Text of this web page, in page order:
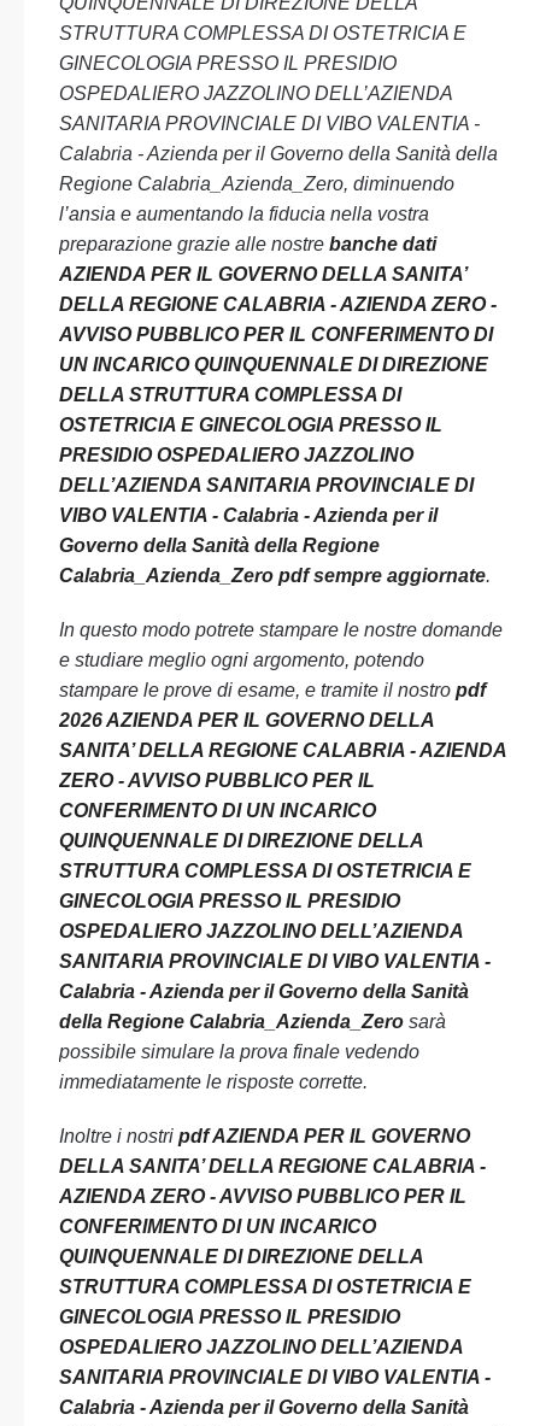
STRUTTURA COMPLESSA DI OSTETRICIA E
GINECOLOGIA PRESSO IL PRESIDIO
OSPEDALIERO JAZZOLINO DELL’AZIENDA
SANITARIA PROVINCIALE DI VIBO VALENTIA -
Calabria - Azienda per il Governo della Sanità della
Regione Calabria_Azienda_Zero, diminuendo
l’ansia e aumentando la fiducia nella vostra
preparazione grazie alle nostre banche dati
AZIENDA PER IL GOVERNO DELLA SANITA’
DELLA REGIONE CALABRIA - AZIENDA ZERO -
AVVISO PUBBLICO PER IL CONFERIMENTO DI
UN INCARICO QUINQUENNALE DI DIREZIONE
DELLA STRUTTURA COMPLESSA DI
OSTETRICIA E GINECOLOGIA PRESSO IL
PRESIDIO OSPEDALIERO JAZZOLINO
DELL’AZIENDA SANITARIA PROVINCIALE DI
VIBO VALENTIA - Calabria - Azienda per il
Governo della Sanità della Regione
Calabria_Azienda_Zero pdf sempre aggiornate.
In questo modo potrete stampare le nostre domande
e studiare meglio ogni argomento, potendo
stampare le prove di esame, e tramite il nostro pdf
2026 AZIENDA PER IL GOVERNO DELLA
SANITA’ DELLA REGIONE CALABRIA - AZIENDA
ZERO - AVVISO PUBBLICO PER IL
CONFERIMENTO DI UN INCARICO
QUINQUENNALE DI DIREZIONE DELLA
STRUTTURA COMPLESSA DI OSTETRICIA E
GINECOLOGIA PRESSO IL PRESIDIO
OSPEDALIERO JAZZOLINO DELL’AZIENDA
SANITARIA PROVINCIALE DI VIBO VALENTIA -
Calabria - Azienda per il Governo della Sanità
della Regione Calabria_Azienda_Zero sarà
possibile simulare la prova finale vedendo
immediatamente le risposte corrette.
Inoltre i nostri pdf AZIENDA PER IL GOVERNO
DELLA SANITA’ DELLA REGIONE CALABRIA -
AZIENDA ZERO - AVVISO PUBBLICO PER IL
CONFERIMENTO DI UN INCARICO
QUINQUENNALE DI DIREZIONE DELLA
STRUTTURA COMPLESSA DI OSTETRICIA E
GINECOLOGIA PRESSO IL PRESIDIO
OSPEDALIERO JAZZOLINO DELL’AZIENDA
SANITARIA PROVINCIALE DI VIBO VALENTIA -
Calabria - Azienda per il Governo della Sanità